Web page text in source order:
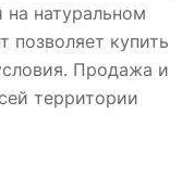
натуральном
позволяет купить
Продажа и
территории